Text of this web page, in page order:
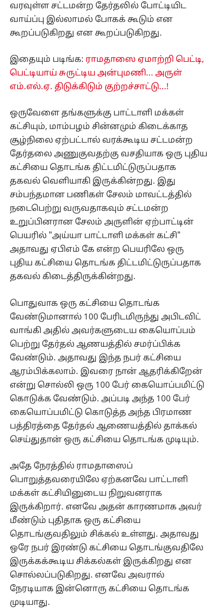
வரவுள்ள சட்டமன்ற தேர்தலில் போட்டியிட
வாய்ப்பு இல்லாமல் போகக் கூடும் என
கூறப்படுகிறது என கூறப்படுகிறது.
இதையும் படிங்க: ராமதாஸை ஏமாற்றி பெட்டி,
பெட்டியாய் சுருட்டிய அன்புமணி... அருள்
எம்.எல்.ஏ. திடுக்கிடும் குற்றச்சாட்டு...!
ஒருவேளை தங்களுக்கு பாட்டாளி மக்கள்
கட்சியும், மாம்பழம் சின்னமும் கிடைக்காத
சூழ்நிலை ஏற்பட்டால் வரக்கூடிய சட்டமன்ற
தேர்தலை அணுகுவதற்கு வசதியாக ஒரு புதிய
கட்சியை தொடங்க திட்டமிட்டுருப்பதாக
தகவல் வெளியாகி இருக்கின்றது. இது
சம்பந்தமான பணிகள் சேலம் மாவட்டத்தில்
நடைபெற்று வருவதாகவும் சட்டமன்ற
உறுப்பினரான சேலம் அருளின் ஏற்பாட்டின்
பெயரில் "அய்யா பாட்டாளி மக்கள் கட்சி"
அதாவது ஏபிஎம் கே என்ற பெயரிலே ஒரு
புதிய கட்சியை தொடங்க திட்டமிட்டுருப்பதாக
தகவல் கிடைத்திருக்கின்றது.
பொதுவாக ஒரு கட்சியை தொடங்க
வேண்டுமானால் 100 பேரிடமிருந்து அபிடவிட்
வாங்கி அதில் அவர்களுடைய கையொப்பம்
பெற்று தேர்தல் ஆணயத்தில் சமர்ப்பிக்க
வேண்டும். அதாவது இந்த நபர் கட்சியை
ஆரம்பிக்கலாம். இவரை நான் ஆதரிக்கிறேன்
என்று சொல்லி ஒரு 100 பேர் கையொப்பமிட்டு
கொடுக்க வேண்டும். அப்படி அந்த 100 பேர்
கையொப்பமிட்டு கொடுத்த அந்த பிரமாண
பத்திரத்தை தேர்தல் ஆணையத்தில் தாக்கல்
செய்துதான் ஒரு கட்சியை தொடங்க முடியும்.
அதே நேரத்தில் ராமதாஸைப்
பொறுத்தவரையிலே ஏற்கனவே பாட்டாளி
மக்கள் கட்சியினுடைய நிறுவனராக
இருக்கிறார். எனவே அதன் காரணமாக அவர்
மீண்டும் புதிதாக ஒரு கட்சியை
தொடங்குவதிலும் சிக்கல் உள்ளது. அதாவது
ஒரே நபர் இரண்டு கட்சியை தொடங்குவதிலே
இருக்கக்கூடிய சிக்கல்கள் இருக்கிறது என
சொல்லப்படுகிறது. எனவே அவரால்
நேரடியாக இன்னொரு கட்சியை தொடங்க
முடியாது.